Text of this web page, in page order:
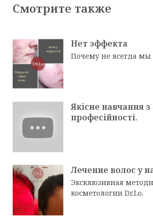
Смотрите также
Нет эффекта
Почему не всегда мы
Якісне навчання
професійності.
Лечение волос у
Эксклюзивная
косметологии Dr.Lo.